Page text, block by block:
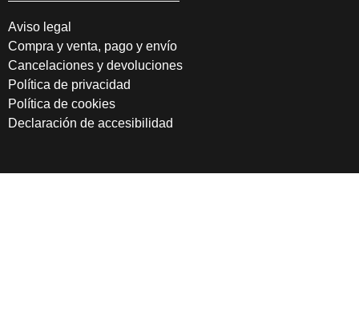
Aviso legal
Compra y venta, pago y envío
Cancelaciones y devoluciones
Política de privacidad
Política de cookies
Declaración de accesibilidad